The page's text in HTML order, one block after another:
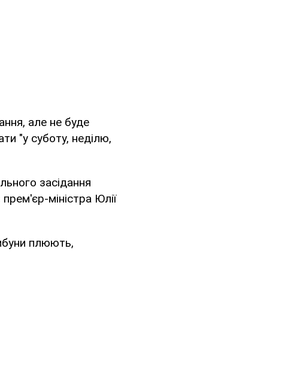
але не буде
"у суботу, неділю,
засідання
міністра Юлії
плюють,